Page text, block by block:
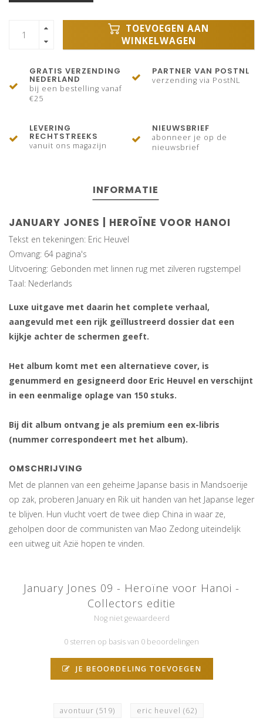
TOEVOEGEN AAN
WINKELWAGEN
GRATIS VERZENDING
NEDERLAND
bij een bestelling vanaf
€25
PARTNER VAN POSTNL
verzending via PostNL
LEVERING
RECHTSTREEKS
vanuit ons magazijn
NIEUWSBRIEF
abonneer je op de
nieuwsbrief
INFORMATIE
JANUARY JONES | HEROÏNE VOOR HANOI
Tekst en tekeningen: Eric Heuvel
Omvang: 64 pagina's
Uitvoering: Gebonden met linnen rug met zilveren rugstempel
Taal: Nederlands
Luxe uitgave met daarin het complete verhaal,
aangevuld met een rijk geïllustreerd dossier dat een
kijkje achter de schermen geeft.
Het album komt met een alternatieve cover, is
genummerd en gesigneerd door Eric Heuvel en verschijnt
in een eenmalige oplage van 150 stuks.
Bij dit album ontvang je als premium een ex-libris
(nummer correspondeert met het album).
OMSCHRIJVING
Met de plannen van een geheime Japanse basis in Mandsoerije
op zak, proberen January en Rik uit handen van het Japanse leger
te blijven. Hun vlucht voert de twee diep China in waar ze,
geholpen door de communisten van Mao Zedong uiteindelijk
een uitweg uit Azië hopen te vinden.
January Jones 09 - Heroïne voor Hanoi -
Collectors editie
Nog niet gewaardeerd
0 sterren op basis van 0 beoordelingen
JE BEOORDELING TOEVOEGEN
avontuur (519) eric heuvel (62)